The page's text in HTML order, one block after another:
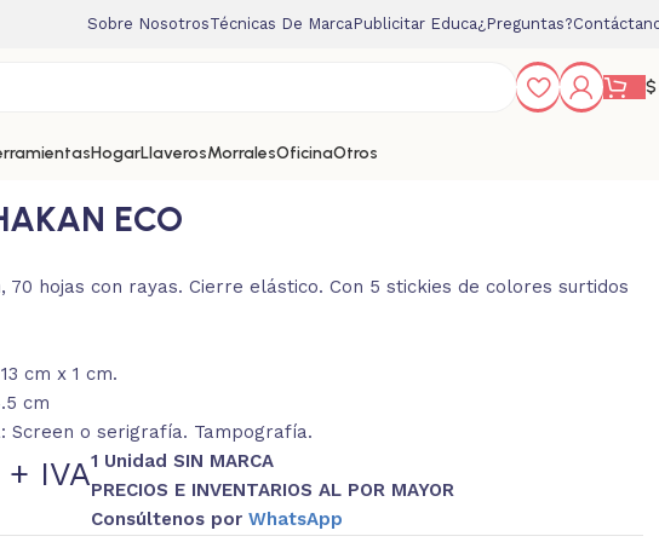
Sobre NosotrosTécnicas De MarcaPublicitar Educa¿Preguntas?
$
HogarLlaverosMorralesOficinaOtros
ECO
70 hojas con rayas. Cierre elástico. Con 5 stickies de colores surtidos
cm x 1 cm.
cm
Screen o serigrafía. Tampografía.
+ IVA1 Unidad SIN MARCA
PRECIOS E INVENTARIOS AL POR MAYOR
Consúltenos por WhatsApp